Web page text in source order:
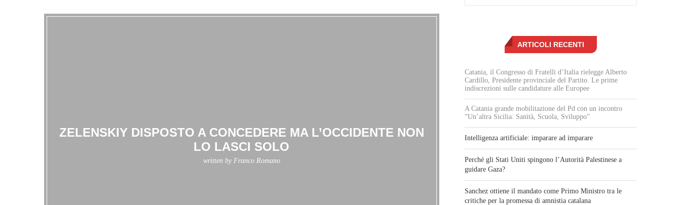
ZELENSKIY DISPOSTO A CONCEDERE MA L’OCCIDENTE NON
LO LASCI SOLO
written by Franco Romano
ARTICOLI RECENTI
Catania, il Congresso di Fratelli d’Italia rielegge Alberto
Cardillo, Presidente provinciale del Partito. Le prime
indiscrezioni sulle candidature alle Europee
A Catania grande mobilitazione del Pd con un incontro
“Un’altra Sicilia. Sanità, Scuola, Sviluppo”
Intelligenza artificiale: imparare ad imparare
Perché gli Stati Uniti spingono l’Autorità Palestinese a
guidare Gaza?
Sanchez ottiene il mandato come Primo Ministro tra le
critiche per la promessa di amnistia catalana